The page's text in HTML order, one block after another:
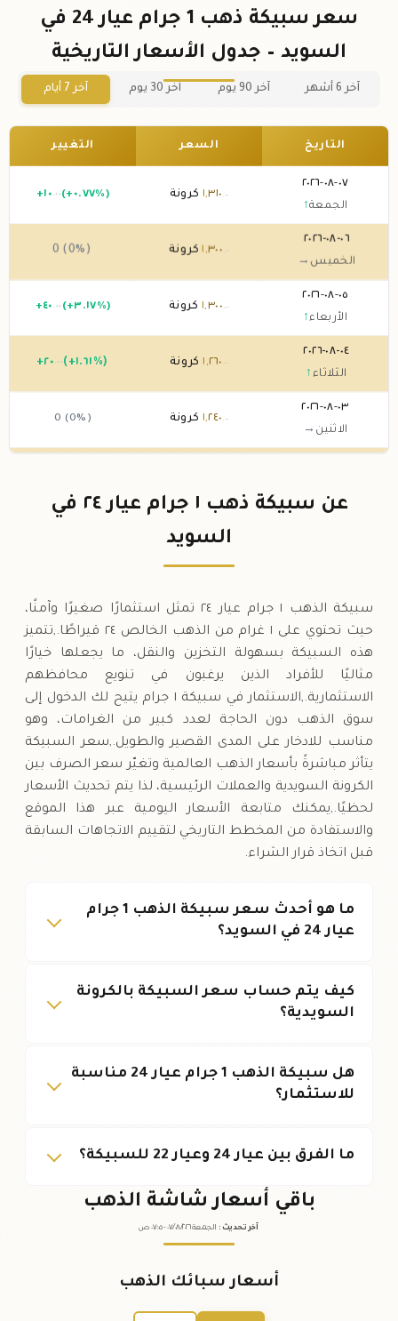
سعر سبيكة ذهب 1 جرام عيار 24 في
السويد – جدول الأسعار التاريخية
آخر 6 أشهر آخر 90 يوم آخر 30 يوم آخر 7 أيام
التاريخ السعر التغيير
٠٧-٠٨-٢٠٢٦
الجمعة↑
١,٣١٠ .٠٠ كرونة +١٠ .٠٠ (+٠.٧٧%)
٠٦-٠٨-٢٠٢٦
الخميس →
١,٣٠٠ كرونة 0 (0%)
٠٥-٠٨-٢٠٢٦
الأربعاء↑
١, ٣٠٠ .٠٠ كرونة +٤٠ .٠٠ (+٣.١٧%)
٠٤-٠٨-٢٠٢٦
الثلاثاء ↑
١ ,٢٦٠ .٠٠ كرونة +٢٠ .٠٠ (+١.٦١%)
٠٣-٠٨-٢٠٢٦
الاثنين →
١,٢٤٠ .٠٠ كرونة 0 (0%)
٢٤٠.٠٠ كرونة
عن سبيكة ذهب ١ جرام عيار ٢٤ في
السويد
سبيكة الذهب ١ جرام عيار ٢٤ تمثل استثمارًا صغيرًا وآمنًا،
حيث تحتوي على ١ غرام من الذهب الخالص ٢٤ قيراطًا.,تتميز
هذه السبيكة بسهولة التخزين والنقل، ما يجعلها خيارًا
مثاليًا للأفراد الذين يرغبون في تنويع محافظهم
الاستثمارية.,الاستثمار في سبيكة ١ جرام يتيح لك الدخول إلى
سوق الذهب دون الحاجة لعدد كبير من الغرامات، وهو
مناسب للادخار على المدى القصير والطويل.,سعر السبيكة
يتأثر مباشرةً بأسعار الذهب العالمية وتغيّر سعر الصرف بين
الكرونة السويدية والعملات الرئيسية، لذا يتم تحديث الأسعار
لحظيًا.,يمكنك متابعة الأسعار اليومية عبر هذا الموقع
والاستفادة من المخطط التاريخي لتقييم الاتجاهات السابقة
قبل اتخاذ قرار الشراء.
ما هو أحدث سعر سبيكة الذهب 1 جرام
عيار 24 في السويد؟
كيف يتم حساب سعر السبيكة بالكرونة
السويدية؟
هل سبيكة الذهب 1 جرام عيار 24 مناسبة
للاستثمار؟
ما الفرق بين عيار 24 وعيار 22 للسبيكة؟
باقي أسعار شاشة الذهب
آخر تحديث : الجمعة ٠٧ /٠٨/٢٠٢٦ - ٠٧:٠٥ ص
أسعار سبائك الذهب